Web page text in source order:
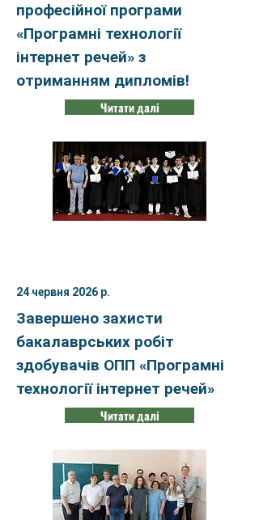
професійної програми
«Програмні технології
інтернет речей» з
отриманням дипломів!
Читати далі
24 червня 2026 р.
Завершено захисти
бакалаврських робіт
здобувачів ОПП «Програмні
технології інтернет речей»
Читати далі